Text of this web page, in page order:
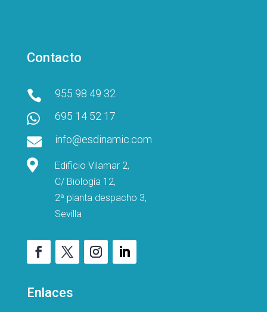
Contacto
 955 98 49 32
 695 14 52 17
 info@esdinamic.com

Edificio Vilamar 2,
C/ Biología 12,
2ª planta despacho 3,
Sevilla
Enlaces